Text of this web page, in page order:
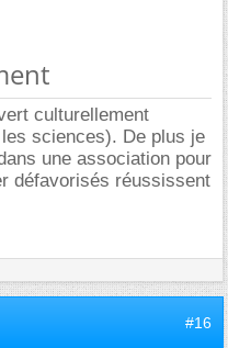
culturellement
les sciences). De plus je
une association pour
défavorisés réussissent
#16